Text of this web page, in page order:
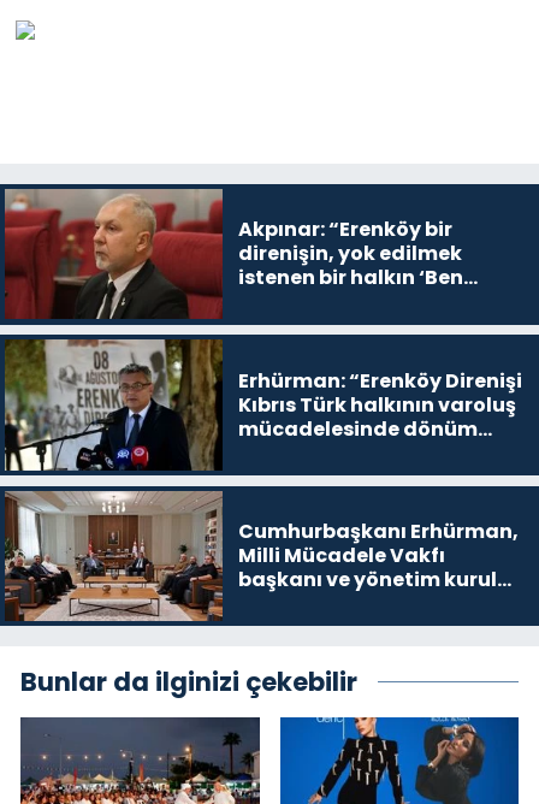
Akpınar: “Erenköy bir
direnişin, yok edilmek
istenen bir halkın ‘Ben
devam edeceğim’ dediği
Erhürman: “Erenköy Direnişi
Kıbrıs Türk halkının varoluş
mücadelesinde dönüm
Cumhurbaşkanı Erhürman,
Milli Mücadele Vakfı
başkanı ve yönetim kurulu
Bunlar da ilginizi çekebilir